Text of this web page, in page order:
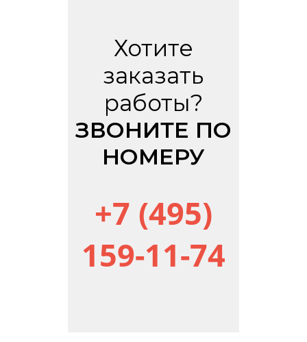
Хотите
заказать
работы?
ЗВОНИТЕ ПО
НОМЕРУ
+7 (495)
159-11-74